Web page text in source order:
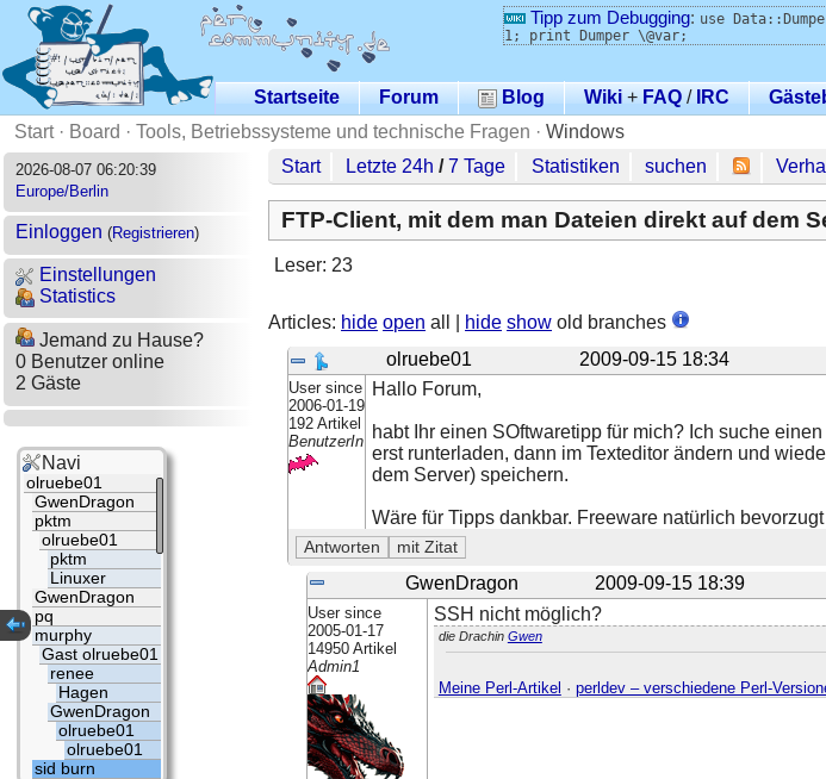
Tipp zum Debugging: use
1; print Dumper \@var;
Startseite Forum Blog Wiki+ FAQ /IRC
Start· Board · Tools, Betriebssysteme und technische Fragen · Windows
2026-08-07 06:20:39
Europe/Berlin
Einloggen (Registrieren)
Einstellungen
Statistics
Jemand zu Hause?
0 Benutzer online
2 Gäste
Start Letzte 24h /7 Tage Statistiken suchen
FTP-Client, mit dem man Dateien direkt auf dem
Leser: 23
Articles: hide open all | hide show old branches
olruebe01
2009-09-15 18:34
User since
2006-01-19
192 Artikel
BenutzerIn
Hallo Forum,
habt Ihr einen SOftwaretipp für mich? Ich suche
erst runterladen, dann im Texteditor ändern und
dem Server) speichern.
Wäre für Tipps dankbar. Freeware natürlich bevorzugt
GwenDragon 2009-09-15 18:39
User since
2005-01-17
14950 Artikel
Admin1
SSH nicht möglich?
die Drachin Gwen
Meine Perl-Artikel · perldev – verschiedene Perl-
Navi
olruebe01
GwenDragon
pktm
olruebe01
pktm
Linuxer
GwenDragon
pq
murphy
Gast olruebe01
renee
Hagen
GwenDragon
olruebe01
olruebe01
sid burn